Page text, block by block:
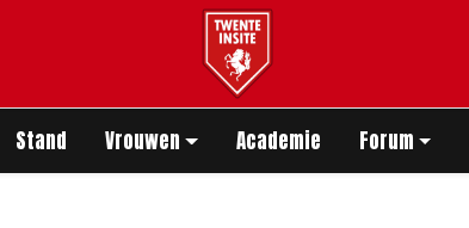
Stand Vrouwen Academie Forum